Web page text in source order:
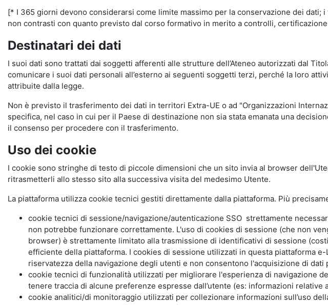
[* I 365 giorni devono considerarsi come limite massimo per la conservazione dei
non contrasti con quanto previsto dal corso formativo in merito a controlli,
Destinatari dei dati
I suoi dati sono trattati dai soggetti afferenti alle strutture dell’Ateneo autorizzati dal
comunicare i suoi dati personali all’esterno ai seguenti soggetti terzi, perché la loro
attribuite dalla legge.
Non è previsto il trasferimento dei dati in territori Extra-UE o ad "Organizzazioni
specifica, nel caso in cui per il Paese di destinazione non sia stata emanata una
il consenso per procedere con il trasferimento.
Uso dei cookie
I cookie sono stringhe di testo di piccole dimensioni che un sito invia al browser
ritrasmetterli allo stesso sito alla successiva visita del medesimo Utente.
La piattaforma utilizza cookie tecnici gestiti direttamente dalla piattaforma. Più
cookie tecnici di sessione/navigazione/autenticazione SSO strettamente
non potrebbe funzionare correttamente. L'uso di cookies di sessione (che non
browser) è strettamente limitato alla trasmissione di identificativi di sessione
efficiente della piattaforma. I cookies di sessione utilizzati in questa piattaforma
riservatezza della navigazione degli utenti e non consentono l'acquisizione di
cookie tecnici di funzionalità utilizzati per migliorare l'esperienza di navigazione
tenere traccia di alcune preferenze espresse dall’utente (es: informazioni relative
cookie analitici/di monitoraggio utilizzati per collezionare informazioni sull’uso